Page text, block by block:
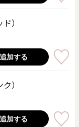
）
追加する
）
追加する